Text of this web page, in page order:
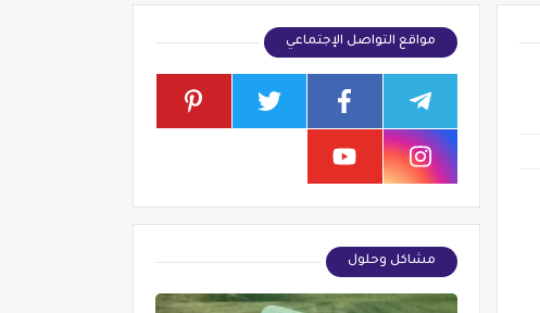
مواقع التواصل الإجتماعي
مشاكل وحلول